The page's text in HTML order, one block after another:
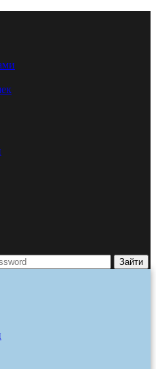
Зайти